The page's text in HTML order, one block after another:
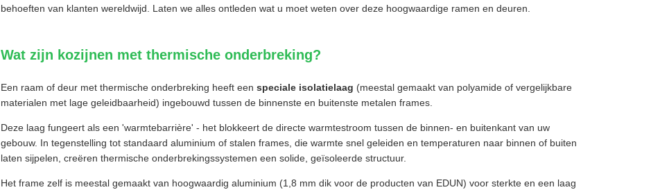
behoeften van klanten wereldwijd. Laten we alles ontleden wat u moet weten over deze hoogwaardige ramen en deuren.
Wat zijn kozijnen met thermische onderbreking?
Een raam of deur met thermische onderbreking heeft een speciale isolatielaag (meestal gemaakt van polyamide of vergelijkbare
materialen met lage geleidbaarheid) ingebouwd tussen de binnenste en buitenste metalen frames.
Deze laag fungeert als een 'warmtebarrière' - het blokkeert de directe warmtestroom tussen de binnen- en buitenkant van uw
gebouw. In tegenstelling tot standaard aluminium of stalen frames, die warmte snel geleiden en temperaturen naar binnen of buiten
laten sijpelen, creëren thermische onderbrekingssystemen een solide, geïsoleerde structuur.
Het frame zelf is meestal gemaakt van hoogwaardig aluminium (1,8 mm dik voor de producten van EDUN) voor sterkte en een laag